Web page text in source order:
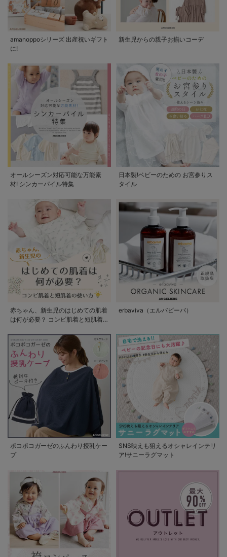
amanoppoシリーズ 出産祝いギフト
に!
新生児からの親子お揃いコーデ
オールシーズン対応可能な万能素
材! シンカーパイル特集
日本製!ベビーのための お宮参りス
タイル
赤ちゃん、新生児のはじめての肌着
は何が必要？ コンビ肌着と短肌着
erbaviva（エルバビーバ）
ポコポコガーゼのふんわり授乳ケー
プ
SNS映えも狙えるオシャレインテリ
ア!サニーラグマット